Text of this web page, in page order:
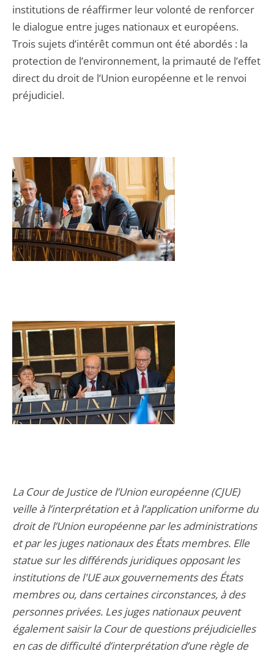
institutions de réaffirmer leur volonté de renforcer
le dialogue entre juges nationaux et européens.
Trois sujets d’intérêt commun ont été abordés : la
protection de l’environnement, la primauté de l’effet
direct du droit de l’Union européenne et le renvoi
préjudiciel.
La Cour de Justice de l’Union européenne (CJUE)
veille à l’interprétation et à l’application uniforme du
droit de l’Union européenne par les administrations
et par les juges nationaux des États membres. Elle
statue sur les différends juridiques opposant les
institutions de l'UE aux gouvernements des États
membres ou, dans certaines circonstances, à des
personnes privées. Les juges nationaux peuvent
également saisir la Cour de questions préjudicielles
en cas de difficulté d’interprétation d’une règle de